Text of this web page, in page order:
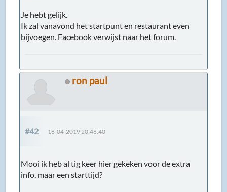
Je hebt gelijk.
Ik zal vanavond het startpunt en restaurant even
bijvoegen. Facebook verwijst naar het forum.
ron paul
#42 16-04-2019 20:46:40
Mooi ik heb al tig keer hier gekeken voor de extra
info, maar een starttijd?